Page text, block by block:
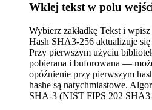
Wklej tekst w polu
Wybierz zakładkę Tekst i
Hash SHA3-256 aktualizuje się
Przy pierwszym użyciu
pobierana i buforowana —
opóźnienie przy pierwszym
hashe są natychmiastowe.
SHA-3 (NIST FIPS 202